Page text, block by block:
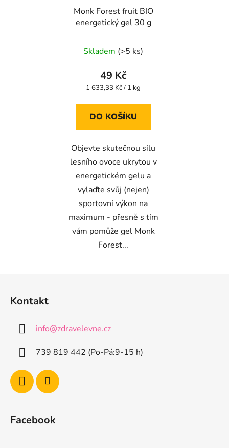
Monk Forest fruit BIO
energetický gel 30 g
Skladem (>5 ks)
49 Kč
Měrná
1 633,33 Kč / 1 kg
DO KOŠÍKU
Objevte skutečnou sílu
lesního ovoce ukrytou v
energetickém gelu a
vylaďte svůj (nejen)
sportovní výkon na
maximum - přesně s tím
vám pomůže gel Monk
Forest...
Kontakt
info@zdravelevne.cz
739 819 442 (Po-Pá:9-15 h)
Facebook